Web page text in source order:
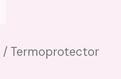
/ Termoprotector